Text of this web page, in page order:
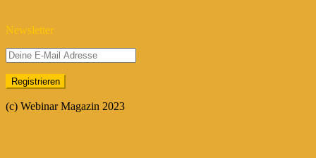
Newsletter
(c) Webinar Magazin 2023